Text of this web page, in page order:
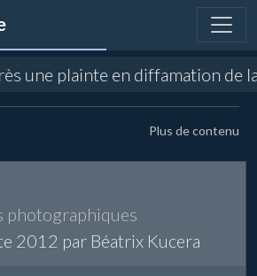
de la SODEAL
Plus de contenu
photographiques
2012 par Béatrix Kucera